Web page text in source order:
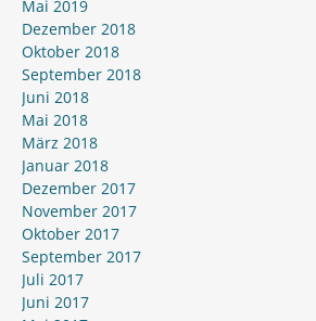
Mai 2019
Dezember 2018
Oktober 2018
September 2018
Juni 2018
Mai 2018
März 2018
Januar 2018
Dezember 2017
November 2017
Oktober 2017
September 2017
Juli 2017
Juni 2017